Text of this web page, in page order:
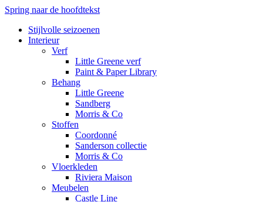
Spring naar de hoofdtekst
Stijlvolle seizoenen
Interieur
Verf
Little Greene verf
Paint & Paper Library
Behang
Little Greene
Sandberg
Morris & Co
Stoffen
Coordonné
Sanderson collectie
Morris & Co
Vloerkleden
Riviera Maison
Meubelen
Castle Line